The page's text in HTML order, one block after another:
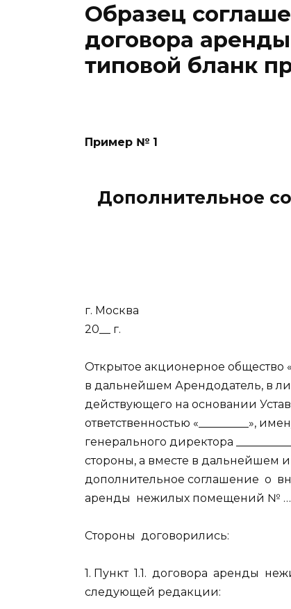
Образец
договора
типовой бланк
Пример № 1
Дополнительное
г. Москва
20__ г.
Открытое акционерное общество
в дальнейшем Арендодатель, в
действующего на основании
ответственностью «_________»,
генерального директора
стороны, а вместе в дальнейшем
дополнительное соглашение о
аренды нежилых помещений № …
Стороны договорились:
1. Пункт 1.1. договора аренды
следующей редакции: